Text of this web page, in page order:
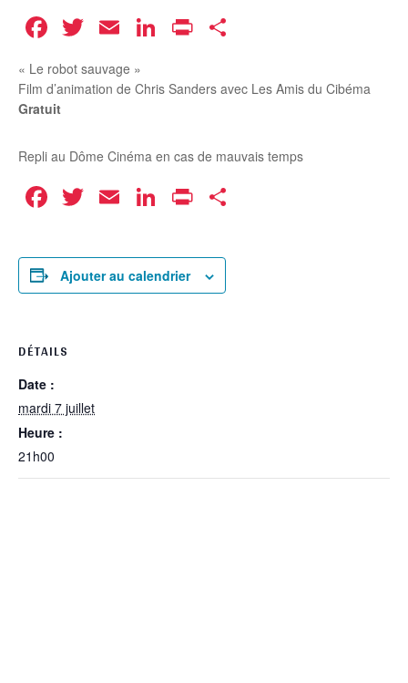
Facebook
Twitter
EmailLinkedIn
Print
« Le robot sauvage »
Film d’animation de Chris Sanders avec Les Amis du Cibéma
Gratuit
Repli au Dôme Cinéma en cas de mauvais temps
Facebook
Twitter
EmailLinkedIn
Print
Ajouter au calendrier
DÉTAILS
Date :
mardi 7 juillet
Heure :
21h00